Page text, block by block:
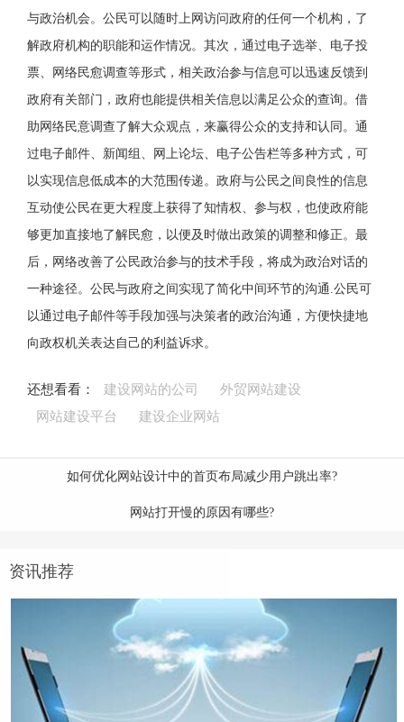
与政治机会。公民可以随时上网访问政府的任何一个机构，了
解政府机构的职能和运作情况。其次，通过电子选举、电子投
票、网络民愈调查等形式，相关政治参与信息可以迅速反馈到
政府有关部门，政府也能提供相关信息以满足公众的查询。借
助网络民意调查了解大众观点，来赢得公众的支持和认同。通
过电子邮件、新闻组、网上论坛、电子公告栏等多种方式，可
以实现信息低成本的大范围传递。政府与公民之间良性的信息
互动使公民在更大程度上获得了知情权、参与权，也使政府能
够更加直接地了解民愈，以便及时做出政策的调整和修正。最
后，网络改善了公民政治参与的技术手段，将成为政治对话的
一种途径。公民与政府之间实现了简化中间环节的沟通.公民可
以通过电子邮件等手段加强与决策者的政治沟通，方便快捷地
向政权机关表达自己的利益诉求。
还想看看： 建设网站的公司
外贸网站建设
网站建设平台
建设企业网站
如何优化网站设计中的首页布局减少用户跳出率?
网站打开慢的原因有哪些?
资讯推荐